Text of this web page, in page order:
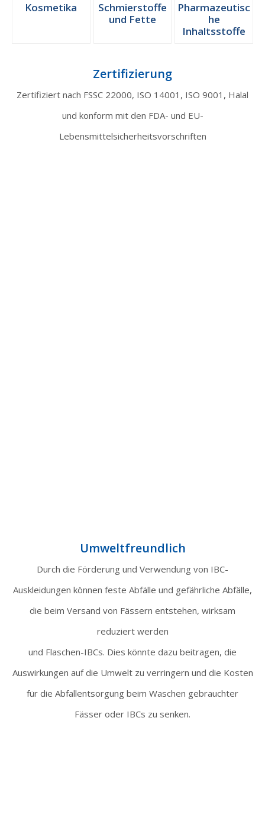
Kosmetika
Schmierstoffe
und Fette
Pharmazeutisc
he
Inhaltsstoffe
Zertifizierung
Zertifiziert nach FSSC 22000, ISO 14001, ISO 9001, Halal
und konform mit den FDA- und EU-
Lebensmittelsicherheitsvorschriften
Umweltfreundlich
Durch die Förderung und Verwendung von IBC-
Auskleidungen können feste Abfälle und gefährliche Abfälle,
die beim Versand von Fässern entstehen, wirksam
reduziert werden
und Flaschen-IBCs. Dies könnte dazu beitragen, die
Auswirkungen auf die Umwelt zu verringern und die Kosten
für die Abfallentsorgung beim Waschen gebrauchter
Fässer oder IBCs zu senken.